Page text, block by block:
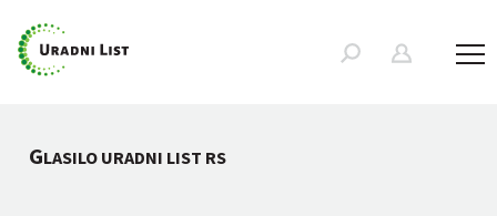
GLASILO URADNI LIST RS